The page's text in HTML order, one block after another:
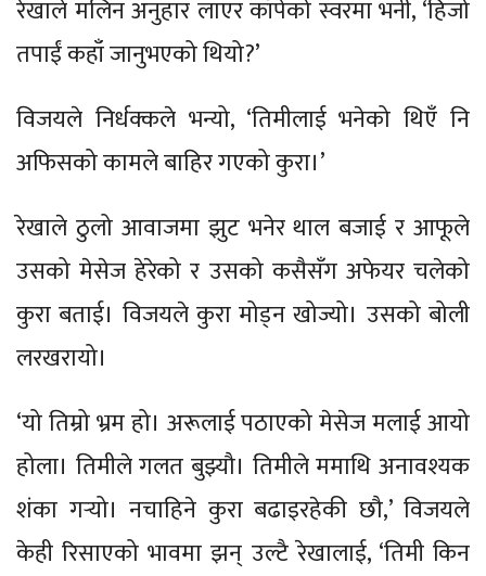
रेखाले मलिन अनुहार लाएर काँपेको स्वरमा भनी, ‘हिजो
तपाईं कहाँ जानुभएको थियो?’
विजयले निर्धक्कले भन्यो, ‘तिमीलाई भनेको थिएँ नि
अफिसको कामले बाहिर गएको कुरा।’
रेखाले ठुलो आवाजमा झुट भनेर थाल बजाई र आफूले
उसको मेसेज हेरेको र उसको कसैसँग अफेयर चलेको
कुरा बताई। विजयले कुरा मोड्न खोज्यो। उसको बोली
लरखरायो।
‘यो तिम्रो भ्रम हो। अरूलाई पठाएको मेसेज मलाई आयो
होला। तिमीले गलत बुझ्यौ। तिमीले ममाथि अनावश्यक
शंका गर्‍यो। नचाहिने कुरा बढाइरहेकी छौ,’ विजयले
केही रिसाएको भावमा झन् उल्टै रेखालाई, ‘तिमी किन